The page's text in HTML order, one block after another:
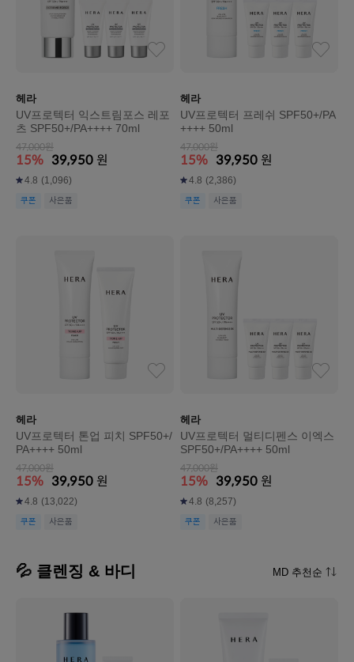
헤라
UV프로텍터 익스트림포스 레포
츠 SPF50+/PA++++ 70ml
47,000원
15% 39,950 원
4.8 (1,096)
쿠폰 사은품
헤라
UV프로텍터 프레쉬 SPF50+/PA
++++ 50ml
47,000원
15% 39,950 원
4.8 (2,386)
쿠폰 사은품
헤라
UV프로텍터 톤업 피치 SPF50+/
PA++++ 50ml
47,000원
15% 39,950 원
4.8 (13,022)
쿠폰 사은품
헤라
UV프로텍터 멀티디펜스 이엑스
SPF50+/PA++++ 50ml
47,000원
15% 39,950 원
4.8 (8,257)
쿠폰 사은품
💦 클렌징 & 바디 MD 추천순